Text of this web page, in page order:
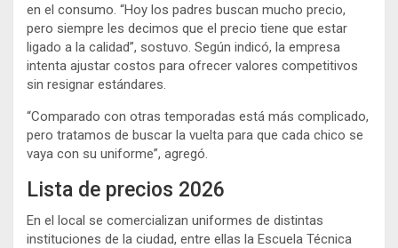
en el consumo. “Hoy los padres buscan mucho precio,
pero siempre les decimos que el precio tiene que estar
ligado a la calidad”, sostuvo. Según indicó, la empresa
intenta ajustar costos para ofrecer valores competitivos
sin resignar estándares.
“Comparado con otras temporadas está más complicado,
pero tratamos de buscar la vuelta para que cada chico se
vaya con su uniforme”, agregó.
Lista de precios 2026
En el local se comercializan uniformes de distintas
instituciones de la ciudad, entre ellas la Escuela Técnica